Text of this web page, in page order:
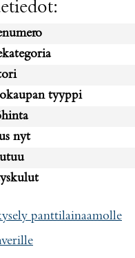
tyyppi
nyt
panttilainaamolle